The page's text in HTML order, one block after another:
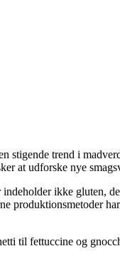
trend i
at udforske nye
ikke gluten,
produktionsmetoder
til fettuccine og